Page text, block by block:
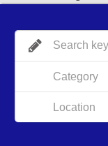
Category
Location